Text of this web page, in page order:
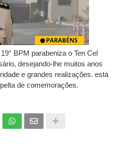
BPM parabeniza o Ten Cel
desejando-lhe muitos anos
e grandes realizações. está
de comemorações.